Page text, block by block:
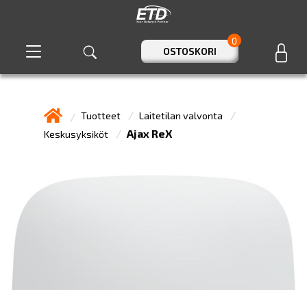
OSTOSKORI
0
Tuotteet
Laitetilan valvonta
Keskusyksiköt
Ajax ReX